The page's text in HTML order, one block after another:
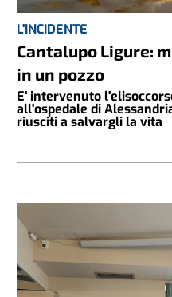
L'INCIDENTE
Cantalupo Ligure:
in un pozzo
E' intervenuto
all'ospedale di
riusciti a salvargli la vita